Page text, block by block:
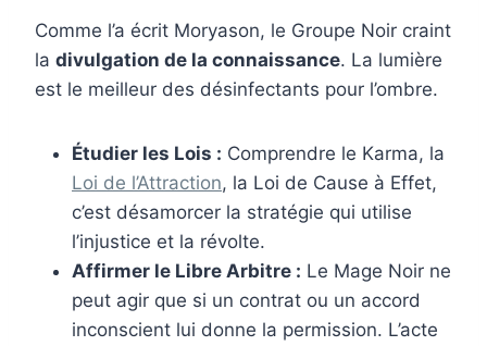
Comme l’a écrit Moryason, le Groupe Noir craint
la divulgation de la connaissance. La lumière
est le meilleur des désinfectants pour l’ombre.
Étudier les Lois : Comprendre le Karma, la
Loi de l’Attraction, la Loi de Cause à Effet,
c’est désamorcer la stratégie qui utilise
l’injustice et la révolte.
Affirmer le Libre Arbitre : Le Mage Noir ne
peut agir que si un contrat ou un accord
inconscient lui donne la permission. L’acte